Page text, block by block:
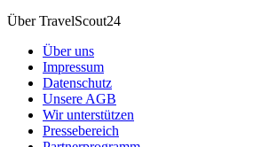
Über TravelScout24
Über uns
Impressum
Datenschutz
Unsere AGB
Wir unterstützen
Pressebereich